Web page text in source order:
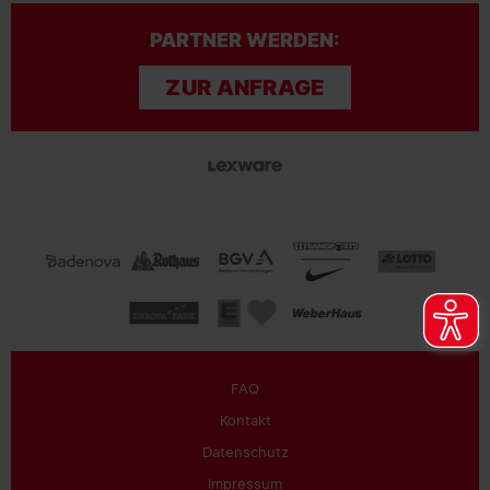
PARTNER WERDEN:
ZUR ANFRAGE
FAQ
Kontakt
Datenschutz
Impressum